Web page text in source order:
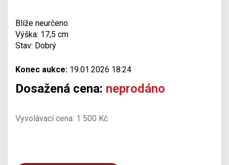
Blíže neurčeno.
Výška: 17,5 cm
Stav: Dobrý
Konec aukce: 19.01.2026 18:24
Dosažená cena: neprodáno
Vyvolávací cena: 1 500 Kč